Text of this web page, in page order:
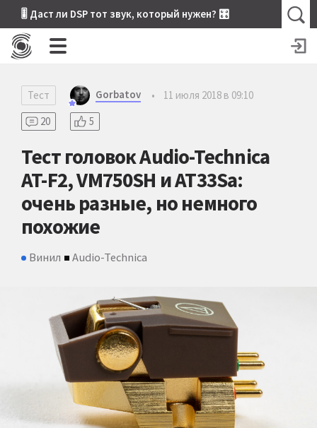
🎚 Даст ли DSP тот звук, который нужен? 🎛
Тест Gorbatov •
11 июля 2018 в 09:10
20
5
Тест головок Audio-Technica
AT-F2, VM750SH и AT33Sa:
очень разные, но немного
похожие
Винил Audio-Technica